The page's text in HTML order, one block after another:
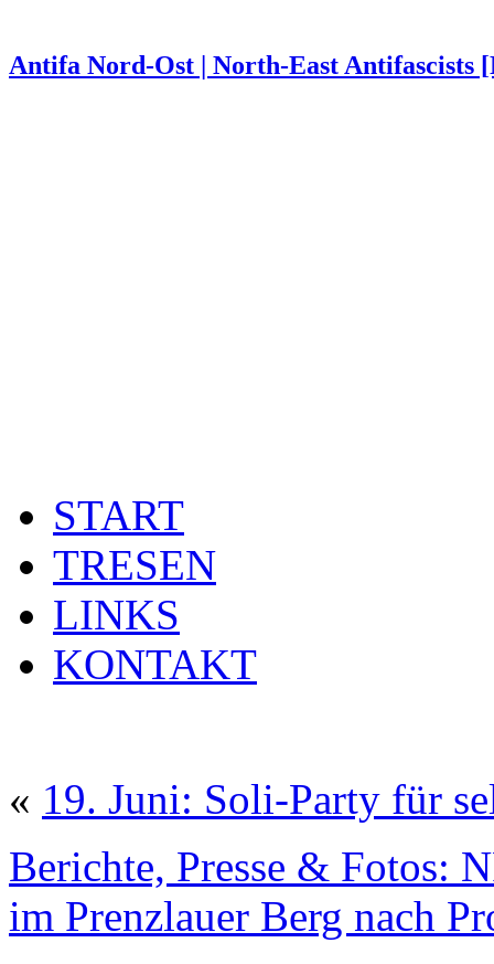
Antifa Nord-Ost | North-East Antifascists
START
TRESEN
LINKS
KONTAKT
« 19. Juni: Soli-Party für
Berichte, Presse & Fotos:
im Prenzlauer Berg nach